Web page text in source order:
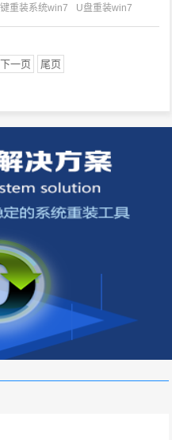
重装系统win7
U盘重装win7
统
下一页 尾页